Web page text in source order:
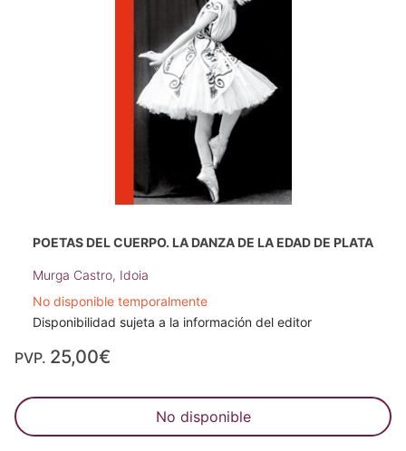
POETAS DEL CUERPO. LA DANZA DE LA EDAD DE PLATA
Murga Castro, Idoia
No disponible temporalmente
Disponibilidad sujeta a la información del editor
PVP. 25,00€
No disponible